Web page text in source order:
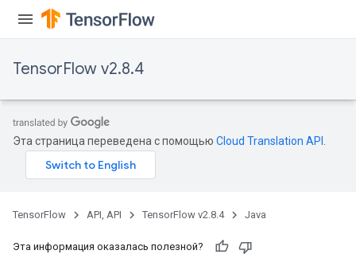
TensorFlow v2.8.4
Эта страница переведена с помощью Cloud Translation API
TensorFlow API, API TensorFlow v2.8.4 Java
Эта информация оказалась полезной?